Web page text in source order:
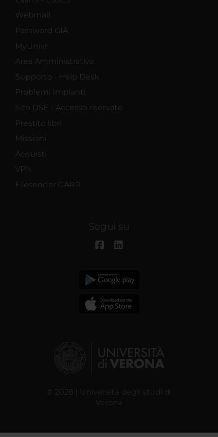
Webmail
Password GIA
MyUnivr
Area Amministrativa
Supporto - Help Desk
Problemi Impianti
Sito DSE - Accesso riservato
Prestito libri
Missioni
Acquisti
VPN
Filesender GARR
Segui su
© 2026 | Università degli studi di
Verona